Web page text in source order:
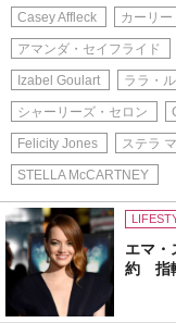
Casey Affleck カーリー
アマンダ・セイフライド
Izabel Goulart ララ・
シャーリーズ・セロン
Felicity Jones ステラ
STELLA McCARTNEY
エマ・
約 指